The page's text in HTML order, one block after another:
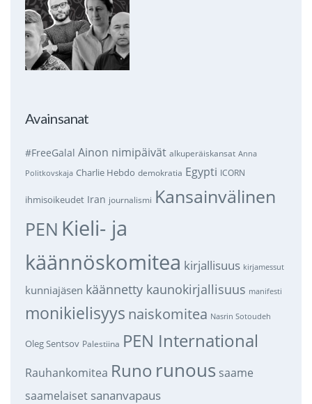
Avainsanat
#FreeGalal Ainon nimipäivät alkuperäiskansat Anna
Politkovskaja Charlie Hebdo demokratia Egypti ICORN
ihmisoikeudet Iran journalismi Kansainvälinen
PEN Kieli- ja
käännöskomitea kirjallisuus kirjamessut
kunniajäsen käännetty kaunokirjallisuus manifesti
monikielisyys naiskomitea Nasrin Sotoudeh
Oleg Sentsov Palestiina PEN International
Rauhankomitea Runo runous saame
saamelaiset sananvapaus